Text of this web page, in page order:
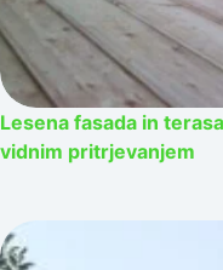
Lesena fasada in
vidnim pritrjevanjem